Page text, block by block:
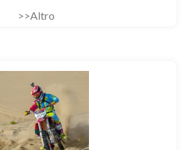
>>Altro